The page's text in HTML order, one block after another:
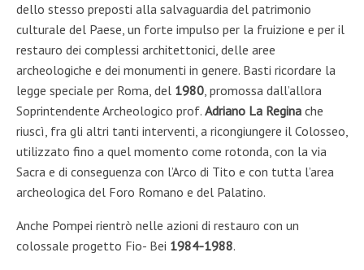
dello stesso preposti alla salvaguardia del patrimonio
culturale del Paese, un forte impulso per la fruizione e per il
restauro dei complessi architettonici, delle aree
archeologiche e dei monumenti in genere. Basti ricordare la
legge speciale per Roma, del 1980, promossa dall’allora
Soprintendente Archeologico prof. Adriano La Regina che
riuscì, fra gli altri tanti interventi, a ricongiungere il Colosseo,
utilizzato fino a quel momento come rotonda, con la via
Sacra e di conseguenza con l’Arco di Tito e con tutta l’area
archeologica del Foro Romano e del Palatino.
Anche Pompei rientrò nelle azioni di restauro con un
colossale progetto Fio- Bei 1984-1988.